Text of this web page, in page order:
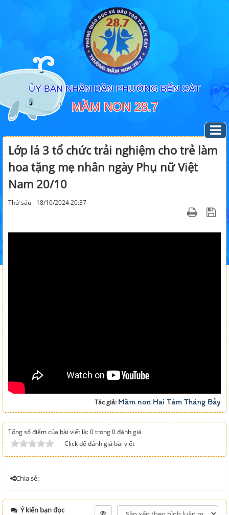
ỦY BAN NHÂN DÂN PHƯỜNG BẾN CÁT
MẦM NON 28.7
Lớp lá 3 tổ chức trải nghiệm cho trẻ làm
hoa tặng mẹ nhân ngày Phụ nữ Việt
Nam 20/10
Thứ sáu - 18/10/2024 20:37
Tác giả: Mầm non Hai Tám Tháng Bảy
Tổng số điểm của bài viết là: 0 trong 0 đánh giá
Click để đánh giá bài viết
Chia sẻ:
Ý kiến bạn đọc